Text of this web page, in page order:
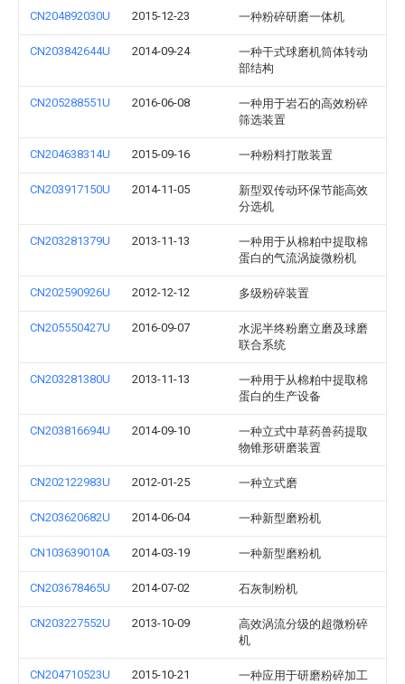
CN204892030U 2015-12-23 一种粉碎研磨一体机
CN203842644U 2014-09-24
一种干式球磨机筒体转动
部结构
CN205288551U 2016-06-08
一种用于岩石的高效粉碎
筛选装置
CN204638314U 2015-09-16 一种粉料打散装置
CN203917150U 2014-11-05
新型双传动环保节能高效
分选机
CN203281379U 2013-11-13
一种用于从棉粕中提取棉
蛋白的气流涡旋微粉机
CN202590926U 2012-12-12 多级粉碎装置
CN205550427U 2016-09-07
水泥半终粉磨立磨及球磨
联合系统
CN203281380U 2013-11-13
一种用于从棉粕中提取棉
蛋白的生产设备
CN203816694U 2014-09-10
一种立式中草药兽药提取
物锥形研磨装置
CN202122983U 2012-01-25 一种立式磨
CN203620682U 2014-06-04 一种新型磨粉机
CN103639010A 2014-03-19 一种新型磨粉机
CN203678465U 2014-07-02 石灰制粉机
CN203227552U 2013-10-09
高效涡流分级的超微粉碎
机
CN204710523U 2015-10-21
一种应用于研磨粉碎加工